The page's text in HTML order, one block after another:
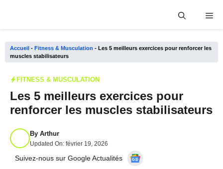
Accueil - Fitness & Musculation - Les 5 meilleurs exercices pour renforcer les
muscles stabilisateurs
FITNESS & MUSCULATION
Les 5 meilleurs exercices pour
renforcer les muscles stabilisateurs
By Arthur
Updated On: février 19, 2026
Suivez-nous sur Google Actualités